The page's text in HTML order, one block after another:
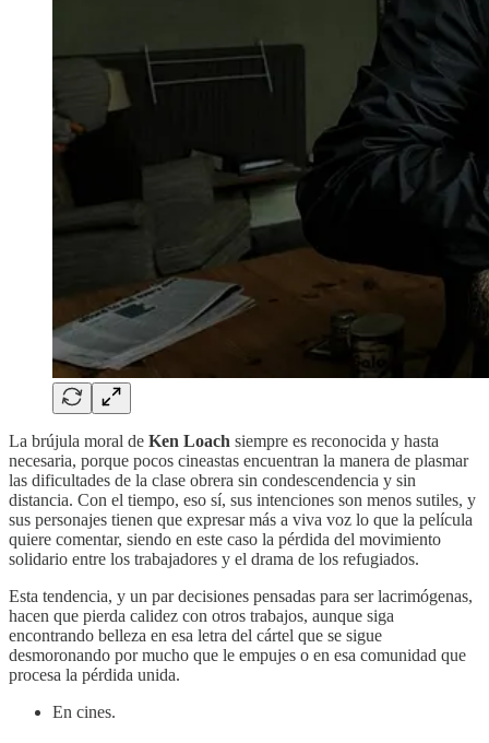
La brújula moral de Ken Loach siempre es reconocida y hasta
necesaria, porque pocos cineastas encuentran la manera de plasmar
las dificultades de la clase obrera sin condescendencia y sin
distancia. Con el tiempo, eso sí, sus intenciones son menos sutiles, y
sus personajes tienen que expresar más a viva voz lo que la película
quiere comentar, siendo en este caso la pérdida del movimiento
solidario entre los trabajadores y el drama de los refugiados.
Esta tendencia, y un par decisiones pensadas para ser lacrimógenas,
hacen que pierda calidez con otros trabajos, aunque siga
encontrando belleza en esa letra del cártel que se sigue
desmoronando por mucho que le empujes o en esa comunidad que
procesa la pérdida unida.
En cines.